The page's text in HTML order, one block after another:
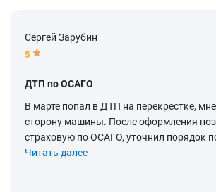
Сергей Зарубин
5
ДТП по ОСАГО
В марте попал в ДТП на перекрестке,
сторону машины. После оформления
страховую по ОСАГО, уточнил порядок
Читать далее